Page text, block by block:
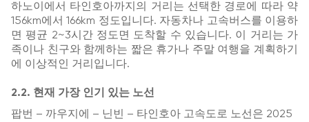
하노이에서 타인호아까지의 거리는 선택한 경로에 따라 약
156km에서 166km 정도입니다. 자동차나 고속버스를 이용하
면 평균 2~3시간 정도면 도착할 수 있습니다. 이 거리는 가
족이나 친구와 함께하는 짧은 휴가나 주말 여행을 계획하기
에 이상적인 거리입니다.
2.2. 현재 가장 인기 있는 노선
팝번 – 까우지에 – 닌빈 – 타인호아 고속도로 노선은 2025